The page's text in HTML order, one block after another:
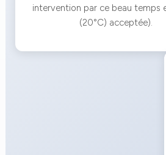
intervention par ce beau temps
(20°C) acceptée).